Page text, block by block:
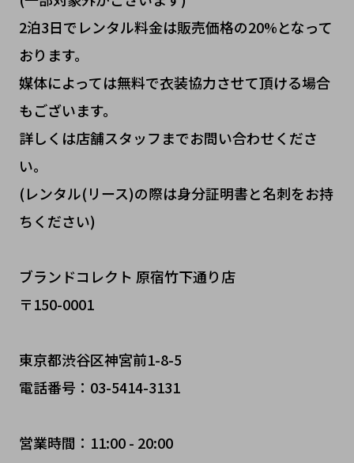
2泊3日でレンタル料金は販売価格の20%となって
おります。
媒体によっては無料で衣装協力させて頂ける場合
もございます。
詳しくは店舗スタッフまでお問い合わせくださ
い。
(レンタル(リース)の際は身分証明書と名刺をお持
ちください)
ブランドコレクト 原宿竹下通り店
〒150-0001
東京都渋谷区神宮前1-8-5
電話番号：03-5414-3131
営業時間：11:00 - 20:00